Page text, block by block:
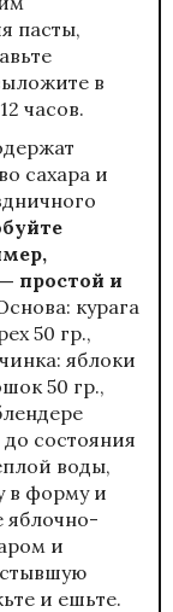
пасты,
в
часов.
сахара и
простой и
курага
50 гр.,
яблоки
50 гр.,
состояния
воды,
в форму и
яблочно-
и
и ешьте.